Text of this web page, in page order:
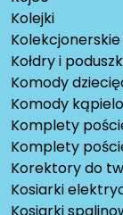
Kolejki
Kołdry i
Komody
Komody
Komplety
Komplety
Korektory do
Kosiarki